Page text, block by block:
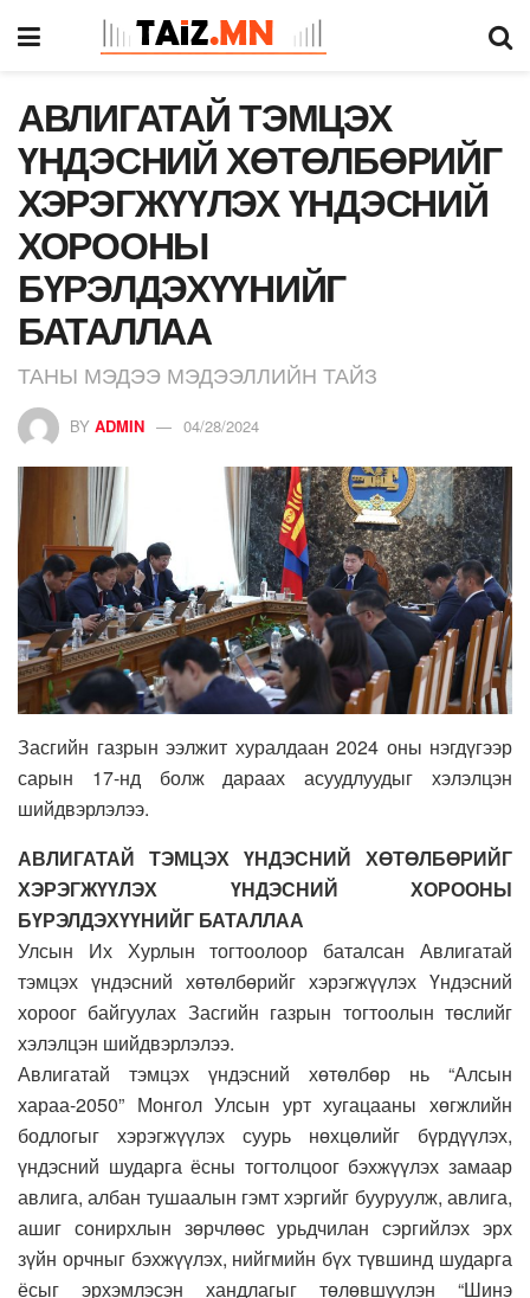
АВЛИГАТАЙ ТЭМЦЭХ
ҮНДЭСНИЙ ХӨТӨЛБӨРИЙГ
ХЭРЭГЖҮҮЛЭХ ҮНДЭСНИЙ
ХОРООНЫ
БҮРЭЛДЭХҮҮНИЙГ
БАТАЛЛАА
ТАНЫ МЭДЭЭ МЭДЭЭЛЛИЙН ТАЙЗ
BY ADMIN 04/28/2024
Засгийн газрын ээлжит хуралдаан 2024 оны нэгдүгээр
сарын 17-нд болж дараах асуудлуудыг хэлэлцэн
шийдвэрлэлээ.
АВЛИГАТАЙ ТЭМЦЭХ ҮНДЭСНИЙ ХӨТӨЛБӨРИЙГ
ХЭРЭГЖҮҮЛЭХ ҮНДЭСНИЙ ХОРООНЫ
БҮРЭЛДЭХҮҮНИЙГ БАТАЛЛАА
Улсын Их Хурлын тогтоолоор баталсан Авлигатай
тэмцэх үндэсний хөтөлбөрийг хэрэгжүүлэх Үндэсний
хороог байгуулах Засгийн газрын тогтоолын төслийг
хэлэлцэн шийдвэрлэлээ.
Авлигатай тэмцэх үндэсний хөтөлбөр нь “Алсын
хараа-2050” Монгол Улсын урт хугацааны хөгжлийн
бодлогыг хэрэгжүүлэх суурь нөхцөлийг бүрдүүлэх,
үндэсний шударга ёсны тогтолцоог бэхжүүлэх замаар
авлига, албан тушаалын гэмт хэргийг бууруулж, авлига,
ашиг сонирхлын зөрчлөөс урьдчилан сэргийлэх эрх
зүйн орчныг бэхжүүлэх, нийгмийн бүх түвшинд шударга
ёсыг эрхэмлэсэн хандлагыг төлөвшүүлэн “Шинэ